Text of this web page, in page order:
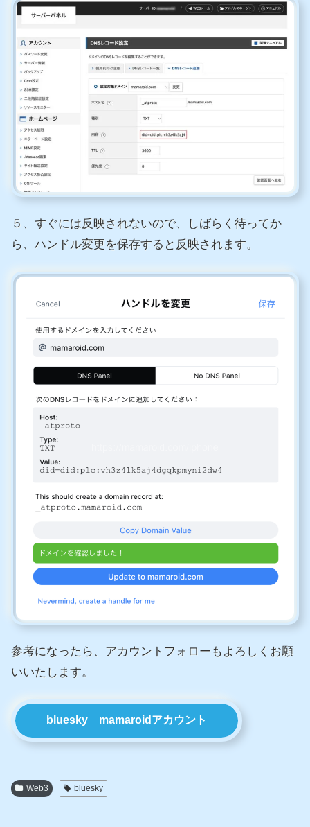
５、すぐには反映されないので、しばらく待ってか
ら、ハンドル変更を保存すると反映されます。
参考になったら、アカウントフォローもよろしくお願
いいたします。
bluesky mamaroidアカウント
Web3 bluesky